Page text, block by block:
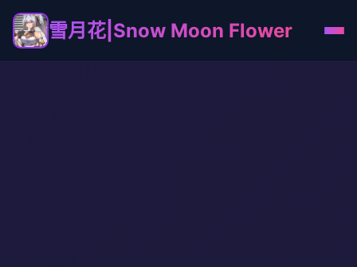
雪月花|Snow Moon Flower